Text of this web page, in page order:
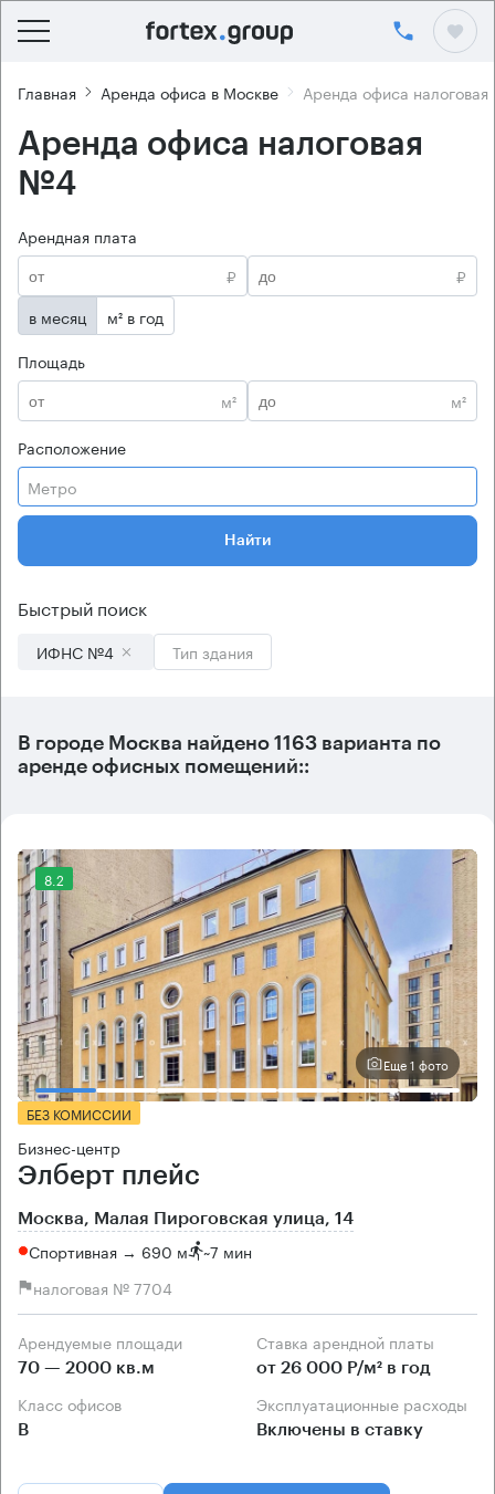
Главная Аренда офиса в Москве Аренда офиса
Аренда офиса налоговая
№4
Арендная плата
₽
₽
в месяц
м² в год
Площадь
м²
м²
Расположение
Метро
Найти
Быстрый поиск
ИФНС №4 Тип здания
В городе Москва найдено 1163 варианта по
аренде офисных помещений::
8.2
Еще 1 фото
БЕЗ КОМИССИИ
Бизнес-центр
Элберт плейс
Москва, Малая Пироговская улица, 14
Спортивная → 690 м ~7 мин
налоговая № 7704
Арендуемые площади
70 — 2000 кв.м
Ставка арендной платы
от 26 000 Р/м² в год
Класс офисов
B
Эксплуатационные расходы
Включены в ставку